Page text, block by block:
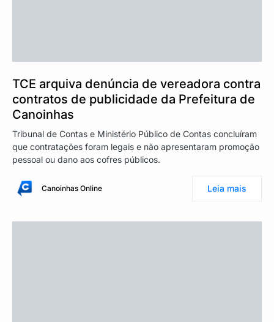
TCE arquiva denúncia de vereadora contra
contratos de publicidade da Prefeitura de
Canoinhas
Tribunal de Contas e Ministério Público de Contas concluíram
que contratações foram legais e não apresentaram promoção
pessoal ou dano aos cofres públicos.
Canoinhas Online Leia mais